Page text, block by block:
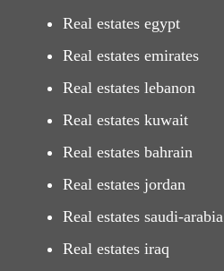
Real estates egypt
Real estates emirates
Real estates lebanon
Real estates kuwait
Real estates bahrain
Real estates jordan
Real estates saudi-arabia
Real estates iraq